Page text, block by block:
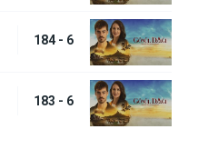
6 - 184
6 - 183